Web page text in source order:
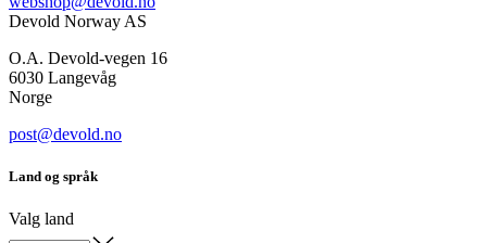
Devold Norway AS
O.A. Devold-vegen 16
6030 Langevåg
Norge
post@devold.no
Land og språk
Valg land